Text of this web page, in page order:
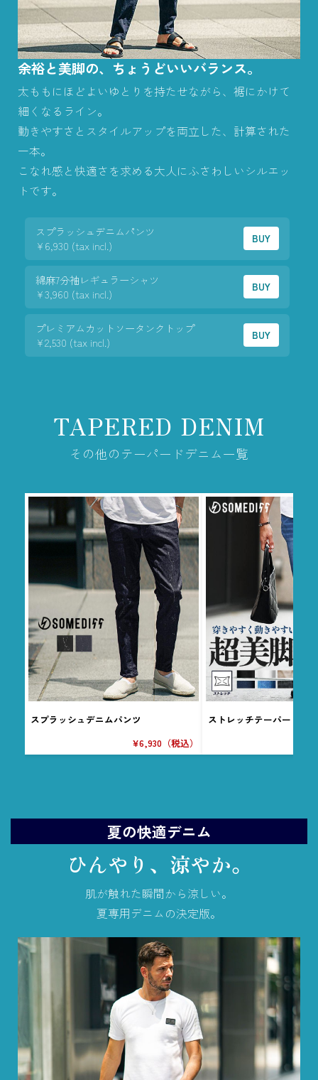
余裕と美脚の、ちょうどいいバランス。
太ももにほどよいゆとりを持たせながら、裾にかけて
細くなるライン。
動きやすさとスタイルアップを両立した、計算された
一本。
こなれ感と快適さを求める大人にふさわしいシルエッ
トです。
スプラッシュデニムパンツ
¥6,930 (tax incl.)
BUY
綿麻7分袖レギュラーシャツ
¥3,960 (tax incl.)
BUY
プレミアムカットソータンクトップ
¥2,530 (tax incl.)
BUY
TAPERED DENIM
その他のテーパードデニム一覧
スプラッシュデニムパンツ
¥6,930（税込）
ストレッチテーパードデ
夏の快適デニム
ひんやり、涼やか。
肌が触れた瞬間から涼しい。
夏専用デニムの決定版。